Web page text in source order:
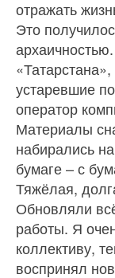
отражать
Это
устаревшие
оператор
Материалы
набирались
бумаге – с
Тяжёлая,
Обнов­ляли
работы. Я
коллективу,
воспринял